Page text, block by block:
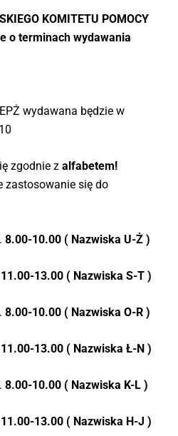
KOMITETU POMOCY
o terminach wydawania
wydawana będzie w
zgodnie z alfabetem!
zastosowanie się do
8.00-10.00 ( Nazwiska U-Ż )
( Nazwiska S-T )
8.00-10.00 ( Nazwiska O-R )
Nazwiska Ł-N )
8.00-10.00 ( Nazwiska K-L )
Nazwiska H-J )